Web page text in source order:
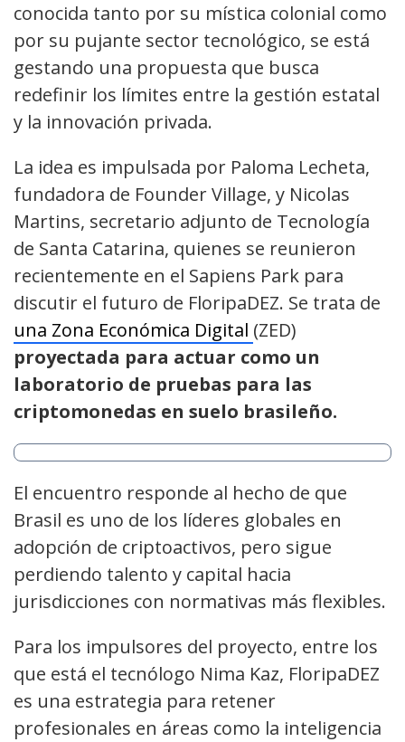
conocida tanto por su mística colonial como
por su pujante sector tecnológico, se está
gestando una propuesta que busca
redefinir los límites entre la gestión estatal
y la innovación privada.
La idea es impulsada por Paloma Lecheta,
fundadora de Founder Village, y Nicolas
Martins, secretario adjunto de Tecnología
de Santa Catarina, quienes se reunieron
recientemente en el Sapiens Park para
discutir el futuro de FloripaDEZ. Se trata de
una Zona Económica Digital (ZED)
proyectada para actuar como un
laboratorio de pruebas para las
criptomonedas en suelo brasileño.
El encuentro responde al hecho de que
Brasil es uno de los líderes globales en
adopción de criptoactivos, pero sigue
perdiendo talento y capital hacia
jurisdicciones con normativas más flexibles.
Para los impulsores del proyecto, entre los
que está el tecnólogo Nima Kaz, FloripaDEZ
es una estrategia para retener
profesionales en áreas como la inteligencia